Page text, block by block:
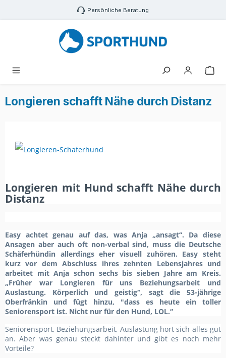
Zum Hauptinhalt springen Persönliche Beratung
Longieren schafft Nähe durch Distanz
Longieren mit Hund schafft Nähe durch
Distanz
Easy achtet genau auf das, was Anja „ansagt“. Da diese
Ansagen aber auch oft non-verbal sind, muss die Deutsche
Schäferhündin allerdings eher visuell zuhören. Easy steht
kurz vor dem Abschluss ihres zehnten Lebensjahres und
arbeitet mit Anja schon sechs bis sieben Jahre am Kreis.
„Früher war Longieren für uns Beziehungsarbeit und
Auslastung. Körperlich und geistig“, sagt die 53-jährige
Oberfränkin und fügt hinzu, "dass es heute ein toller
Seniorensport ist. Nicht nur für den Hund, LOL.“
Seniorensport, Beziehungsarbeit, Auslastung hört sich alles gut
an. Aber was genau steckt dahinter und gibt es noch mehr
Vorteile?